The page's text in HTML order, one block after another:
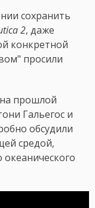
сохранить
2, даже
конкретной
просили
прошлой
Гальегос и
обсудили
средой,